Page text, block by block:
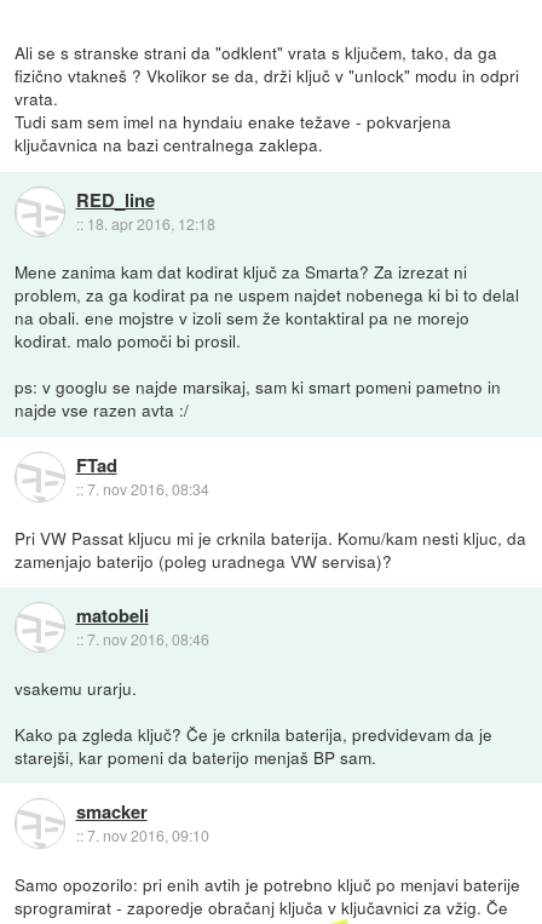
Ali se s stranske strani da "odklent" vrata s ključem, tako, da ga
fizično vtakneš ? Vkolikor se da, drži ključ v "unlock" modu in odpri
vrata.
Tudi sam sem imel na hyndaiu enake težave - pokvarjena
ključavnica na bazi centralnega zaklepa.
RED_line
:: 18. apr 2016, 12:18
Mene zanima kam dat kodirat ključ za Smarta? Za izrezat ni
problem, za ga kodirat pa ne uspem najdet nobenega ki bi to delal
na obali. ene mojstre v izoli sem že kontaktiral pa ne morejo
kodirat. malo pomoči bi prosil.
ps: v googlu se najde marsikaj, sam ki smart pomeni pametno in
najde vse razen avta :/
FTad
::7. nov 2016, 08:34
Pri VW Passat kljucu mi je crknila baterija. Komu/kam nesti kljuc, da
zamenjajo baterijo (poleg uradnega VW servisa)?
matobeli
::7. nov 2016, 08:46
vsakemu urarju.
Kako pa zgleda ključ? Če je crknila baterija, predvidevam da je
starejši, kar pomeni da baterijo menjaš BP sam.
smacker
::7. nov 2016, 09:10
Samo opozorilo: pri enih avtih je potrebno ključ po menjavi baterije
sprogramirat - zaporedje obračanj ključa v ključavnici za vžig. Če